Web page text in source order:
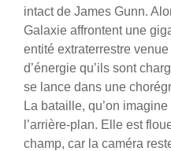
intact de James Gunn.
Galaxie affrontent une
entité extraterrestre venue
d’énergie qu’ils sont
se lance dans une
La bataille, qu’on
l’arrière-plan. Elle est
champ, car la caméra